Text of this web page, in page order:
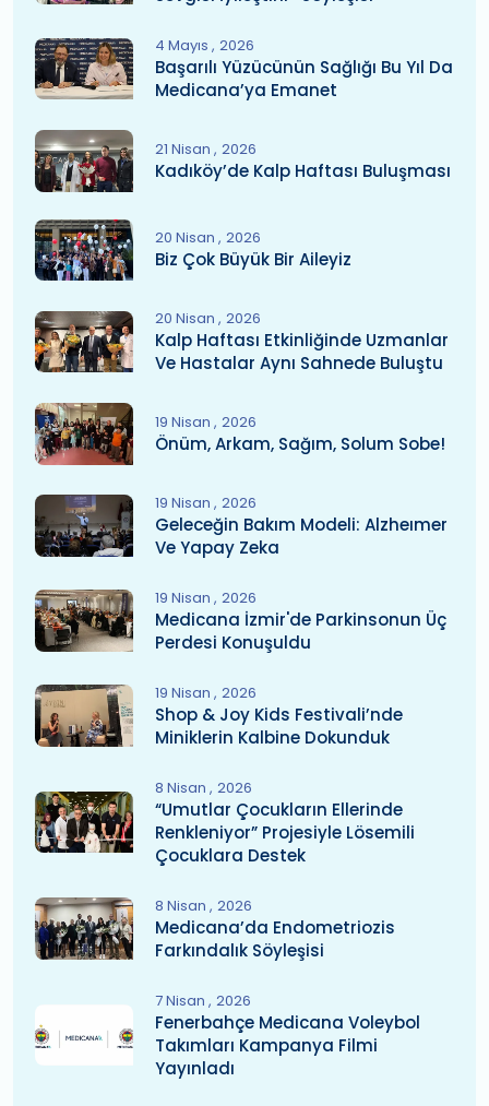
4 Mayıs 2026
Başarılı Yüzücünün Sağlığı Bu Yıl Da
Medicana’ya Emanet
21 Nisan 2026
Kadıköy’de Kalp Haftası Buluşması
20 Nisan 2026
Biz Çok Büyük Bir Aileyiz
20 Nisan 2026
Kalp Haftası Etkinliğinde Uzmanlar
Ve Hastalar Aynı Sahnede Buluştu
19 Nisan 2026
Önüm, Arkam, Sağım, Solum Sobe!
19 Nisan 2026
Geleceğin Bakım Modeli: Alzheımer
Ve Yapay Zeka
19 Nisan 2026
Medicana İzmir'de Parkinsonun Üç
Perdesi Konuşuldu
19 Nisan 2026
Shop & Joy Kids Festivali’nde
Miniklerin Kalbine Dokunduk
8 Nisan 2026
“Umutlar Çocukların Ellerinde
Renkleniyor” Projesiyle Lösemili
Çocuklara Destek
8 Nisan 2026
Medicana’da Endometriozis
Farkındalık Söyleşisi
7 Nisan 2026
Fenerbahçe Medicana Voleybol
Takımları Kampanya Filmi
Yayınladı